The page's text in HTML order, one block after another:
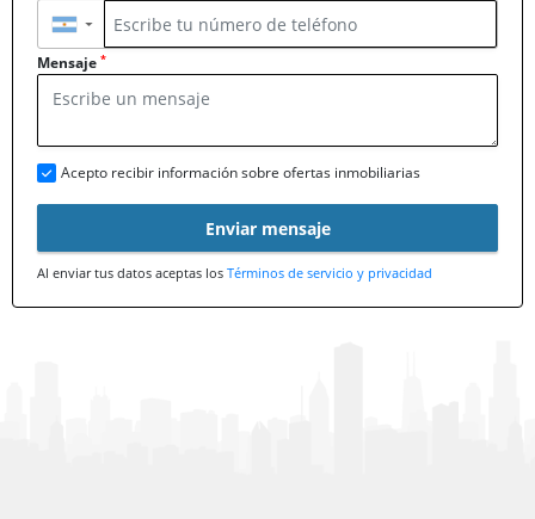
▼
Mensaje *
Acepto recibir información sobre ofertas inmobiliarias
Enviar mensaje
Al enviar tus datos aceptas los Términos de servicio y privacidad